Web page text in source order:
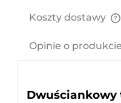
Koszty dostawy
Opinie o
Dwuściankowy